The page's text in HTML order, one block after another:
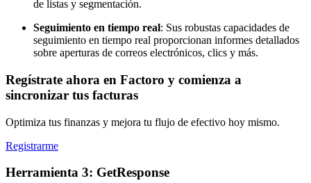
de listas y segmentación.
Seguimiento en tiempo real: Sus robustas capacidades de
seguimiento en tiempo real proporcionan informes detallados
sobre aperturas de correos electrónicos, clics y más.
Regístrate ahora en Factoro y comienza a
sincronizar tus facturas
Optimiza tus finanzas y mejora tu flujo de efectivo hoy mismo.
Registrarme
Herramienta 3: GetResponse